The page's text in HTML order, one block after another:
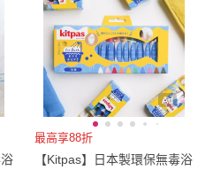
Ad
最高享88折
【Kitpas】日本製環保無毒浴